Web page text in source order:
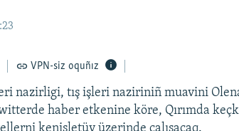
VPN-siz oquñız
nazirligi, tış işleri naziriniñ muavini
haber etkenine köre, Qırımda